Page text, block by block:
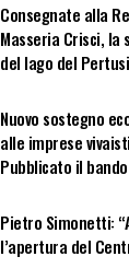
Consegnate alla
Masseria Crisci,
del lago del
Nuovo sostegno
alle imprese
Pubblicato il bando
Pietro Simonetti:
l’apertura del